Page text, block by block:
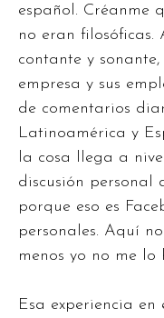
español. Créanme
no eran
contante y
empresa y sus
de comentarios
Latinoamérica y
la cosa llega a
discusión personal
porque eso es
personales. Aquí
menos yo no me lo
Esa experiencia